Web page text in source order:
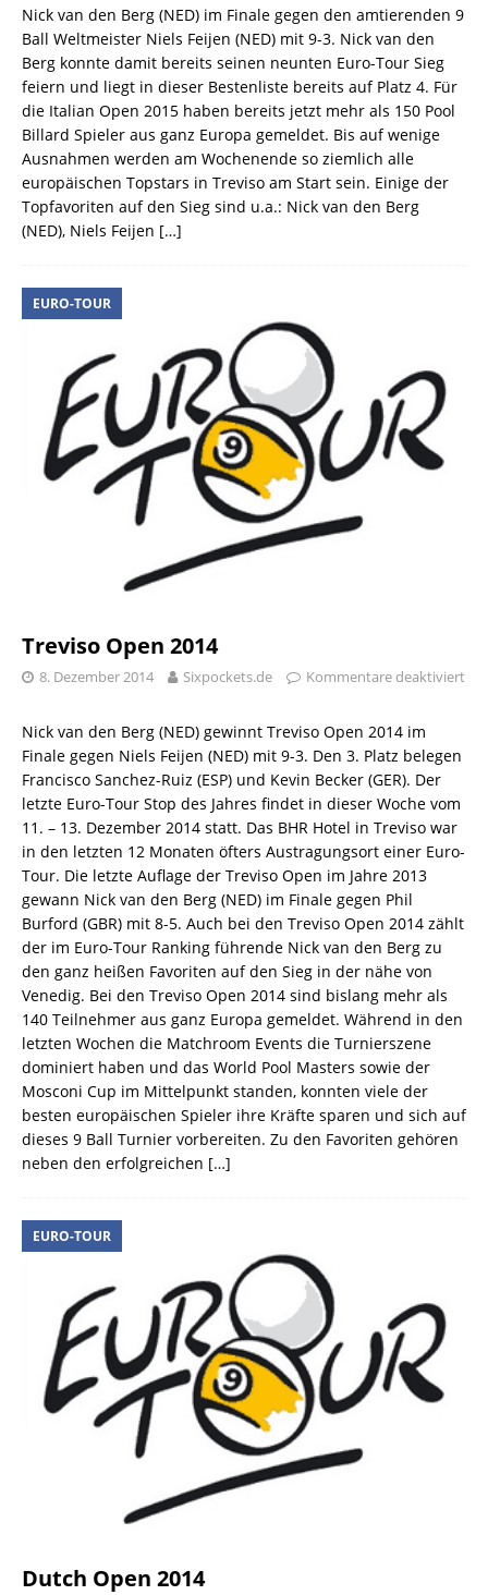
Nick van den Berg (NED) im Finale gegen den amtierenden 9
Ball Weltmeister Niels Feijen (NED) mit 9-3. Nick van den
Berg konnte damit bereits seinen neunten Euro-Tour Sieg
feiern und liegt in dieser Bestenliste bereits auf Platz 4. Für
die Italian Open 2015 haben bereits jetzt mehr als 150 Pool
Billard Spieler aus ganz Europa gemeldet. Bis auf wenige
Ausnahmen werden am Wochenende so ziemlich alle
europäischen Topstars in Treviso am Start sein. Einige der
Topfavoriten auf den Sieg sind u.a.: Nick van den Berg
(NED), Niels Feijen […]
EURO-TOUR
Treviso Open 2014
8. Dezember 2014 Sixpockets.de Kommentare deaktiviert
Nick van den Berg (NED) gewinnt Treviso Open 2014 im
Finale gegen Niels Feijen (NED) mit 9-3. Den 3. Platz belegen
Francisco Sanchez-Ruiz (ESP) und Kevin Becker (GER). Der
letzte Euro-Tour Stop des Jahres findet in dieser Woche vom
11. – 13. Dezember 2014 statt. Das BHR Hotel in Treviso war
in den letzten 12 Monaten öfters Austragungsort einer Euro-
Tour. Die letzte Auflage der Treviso Open im Jahre 2013
gewann Nick van den Berg (NED) im Finale gegen Phil
Burford (GBR) mit 8-5. Auch bei den Treviso Open 2014 zählt
der im Euro-Tour Ranking führende Nick van den Berg zu
den ganz heißen Favoriten auf den Sieg in der nähe von
Venedig. Bei den Treviso Open 2014 sind bislang mehr als
140 Teilnehmer aus ganz Europa gemeldet. Während in den
letzten Wochen die Matchroom Events die Turnierszene
dominiert haben und das World Pool Masters sowie der
Mosconi Cup im Mittelpunkt standen, konnten viele der
besten europäischen Spieler ihre Kräfte sparen und sich auf
dieses 9 Ball Turnier vorbereiten. Zu den Favoriten gehören
neben den erfolgreichen […]
EURO-TOUR
Dutch Open 2014